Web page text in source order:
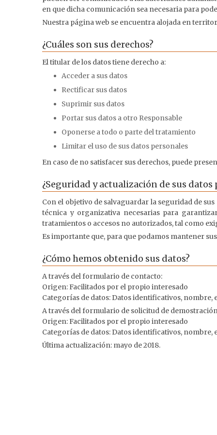
en que dicha comunicación sea necesaria para
Nuestra página web se encuentra alojada en
¿Cuáles son sus derechos?
El titular de los datos tiene derecho a:
Acceder a sus datos
Rectificar sus datos
Suprimir sus datos
Portar sus datos a otro Responsable
Oponerse a todo o parte del tratamiento
Limitar el uso de sus datos personales
En caso de no satisfacer sus derechos, puede
¿Seguridad y actualización de sus datos
Con el objetivo de salvaguardar la seguridad de
técnica y organizativa necesarias para
tratamientos o accesos no autorizados, tal como
Es importante que, para que podamos mantener
¿Cómo hemos obtenido sus datos?
A través del formulario de contacto:
Origen: Facilitados por el propio interesado
Categorías de datos: Datos identificativos, nombre,
A través del formulario de solicitud de
Origen: Facilitados por el propio interesado
Categorías de datos: Datos identificativos, nombre,
Última actualización: mayo de 2018.